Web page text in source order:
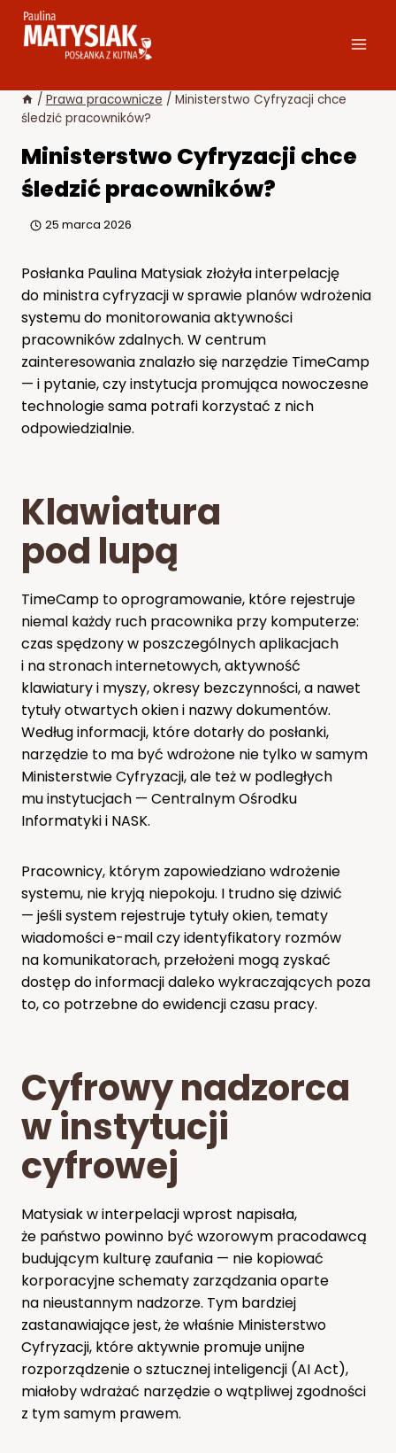
Przejdź
/ Prawa pracownicze / Ministerstwo Cyfryzacji chce
śledzić pracowników?
Ministerstwo Cyfryzacji chce
śledzić pracowników?
25 marca 2026
Posłanka Paulina Matysiak złożyła interpelację
do ministra cyfryzacji w sprawie planów wdrożenia
systemu do monitorowania aktywności
pracowników zdalnych. W centrum
zainteresowania znalazło się narzędzie TimeCamp
— i pytanie, czy instytucja promująca nowoczesne
technologie sama potrafi korzystać z nich
odpowiedzialnie.
Klawiatura
pod lupą
TimeCamp to oprogramowanie, które rejestruje
niemal każdy ruch pracownika przy komputerze:
czas spędzony w poszczególnych aplikacjach
i na stronach internetowych, aktywność
klawiatury i myszy, okresy bezczynności, a nawet
tytuły otwartych okien i nazwy dokumentów.
Według informacji, które dotarły do posłanki,
narzędzie to ma być wdrożone nie tylko w samym
Ministerstwie Cyfryzacji, ale też w podległych
mu instytucjach — Centralnym Ośrodku
Informatyki i NASK.
Pracownicy, którym zapowiedziano wdrożenie
systemu, nie kryją niepokoju. I trudno się dziwić
— jeśli system rejestruje tytuły okien, tematy
wiadomości e-mail czy identyfikatory rozmów
na komunikatorach, przełożeni mogą zyskać
dostęp do informacji daleko wykraczających poza
to, co potrzebne do ewidencji czasu pracy.
Cyfrowy nadzorca
w instytucji
cyfrowej
Matysiak w interpelacji wprost napisała,
że państwo powinno być wzorowym pracodawcą
budującym kulturę zaufania — nie kopiować
korporacyjne schematy zarządzania oparte
na nieustannym nadzorze. Tym bardziej
zastanawiające jest, że właśnie Ministerstwo
Cyfryzacji, które aktywnie promuje unijne
rozporządzenie o sztucznej inteligencji (AI Act),
miałoby wdrażać narzędzie o wątpliwej zgodności
z tym samym prawem.